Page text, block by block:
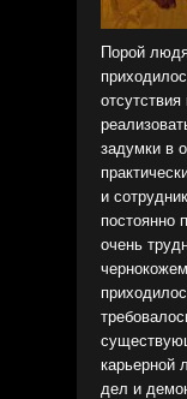
Порой
задумки в
и
постоянно
очень
карьерной
дел и